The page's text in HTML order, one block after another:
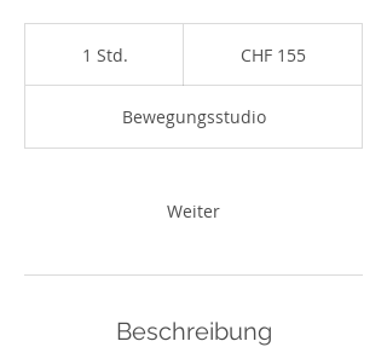
1 Std.
d
CHF 155
Bewegungsstudio
Weiter
Beschreibung